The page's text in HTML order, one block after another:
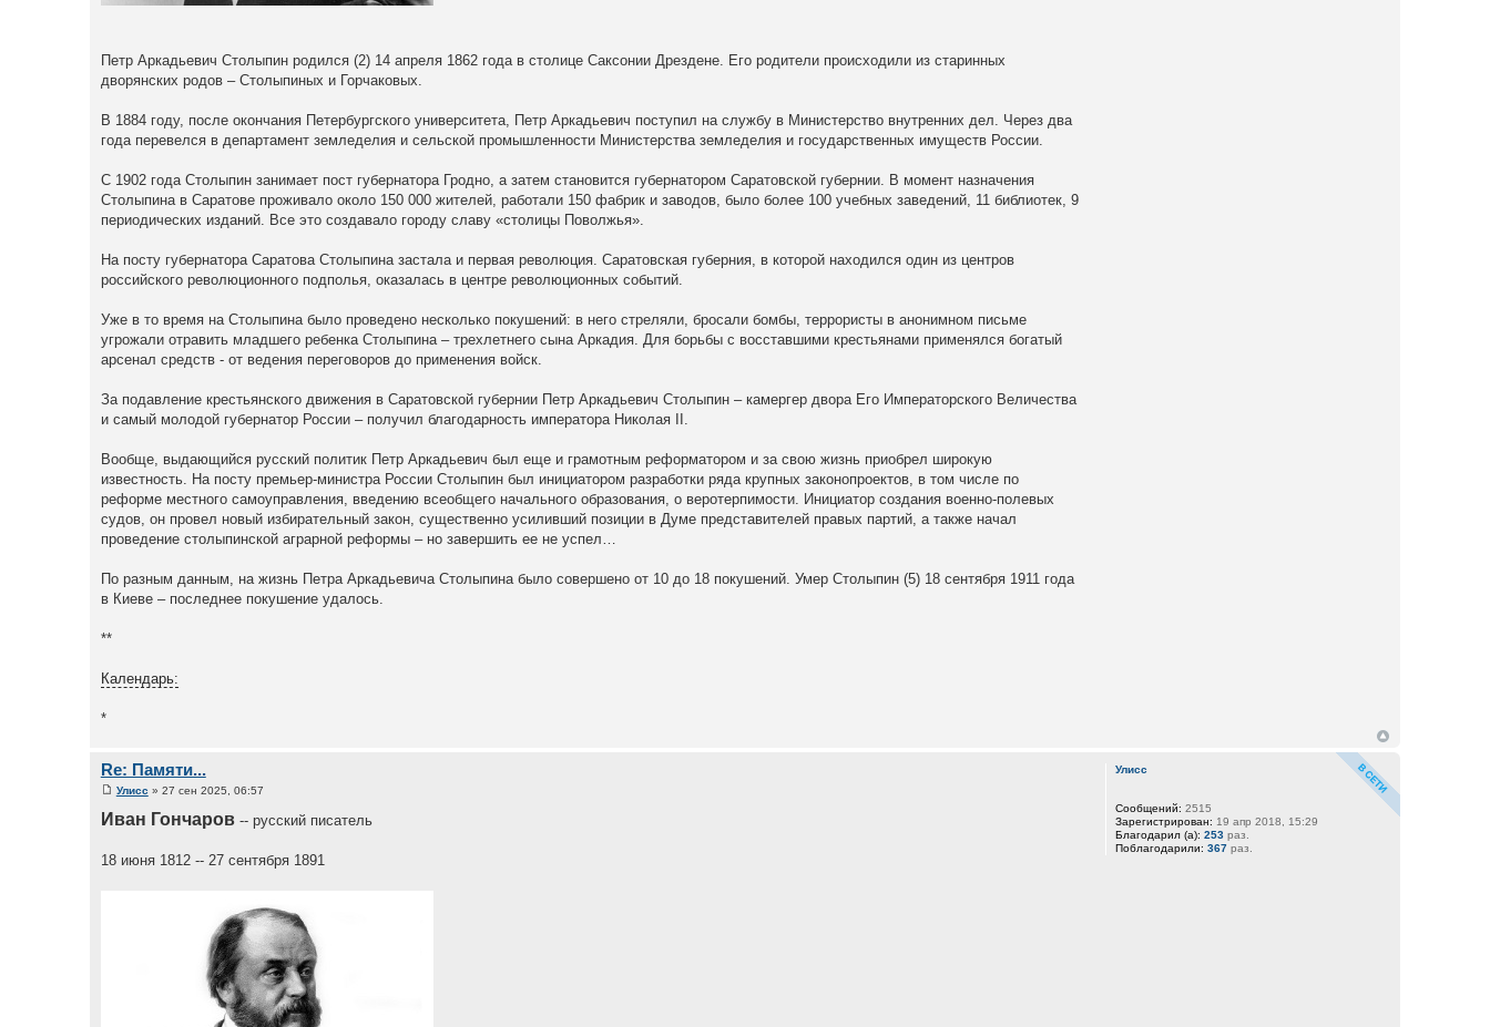
Петр Аркадьевич Столыпин родился (2) 14 апреля 1862 года в столице Саксонии Дрездене. Его родители происходили из старинных
дворянских родов – Столыпиных и Горчаковых.
В 1884 году, после окончания Петербургского университета, Петр Аркадьевич поступил на службу в Министерство внутренних дел. Через два
года перевелся в департамент земледелия и сельской промышленности Министерства земледелия и государственных имуществ России.
С 1902 года Столыпин занимает пост губернатора Гродно, а затем становится губернатором Саратовской губернии. В момент назначения
Столыпина в Саратове проживало около 150 000 жителей, работали 150 фабрик и заводов, было более 100 учебных заведений, 11 библиотек, 9
периодических изданий. Все это создавало городу славу «столицы Поволжья».
На посту губернатора Саратова Столыпина застала и первая революция. Саратовская губерния, в которой находился один из центров
российского революционного подполья, оказалась в центре революционных событий.
Уже в то время на Столыпина было проведено несколько покушений: в него стреляли, бросали бомбы, террористы в анонимном письме
угрожали отравить младшего ребенка Столыпина – трехлетнего сына Аркадия. Для борьбы с восставшими крестьянами применялся богатый
арсенал средств - от ведения переговоров до применения войск.
За подавление крестьянского движения в Саратовской губернии Петр Аркадьевич Столыпин – камергер двора Его Императорского Величества
и самый молодой губернатор России – получил благодарность императора Николая II.
Вообще, выдающийся русский политик Петр Аркадьевич был еще и грамотным реформатором и за свою жизнь приобрел широкую
известность. На посту премьер-министра России Столыпин был инициатором разработки ряда крупных законопроектов, в том числе по
реформе местного самоуправления, введению всеобщего начального образования, о веротерпимости. Инициатор создания военно-полевых
судов, он провел новый избирательный закон, существенно усиливший позиции в Думе представителей правых партий, а также начал
проведение столыпинской аграрной реформы – но завершить ее не успел…
По разным данным, на жизнь Петра Аркадьевича Столыпина было совершено от 10 до 18 покушений. Умер Столыпин (5) 18 сентября 1911 года
в Киеве – последнее покушение удалось.
**
Календарь:
*
Re: Памяти...
Улисс » 27 сен 2025, 06:57
Иван Гончаров-- русский писатель
18 июня 1812 -- 27 сентября 1891
Улисс
Сообщений: 2515
Зарегистрирован: 19 апр 2018, 15:29
Благодарил (а): 253раз.
Поблагодарили: 367раз.